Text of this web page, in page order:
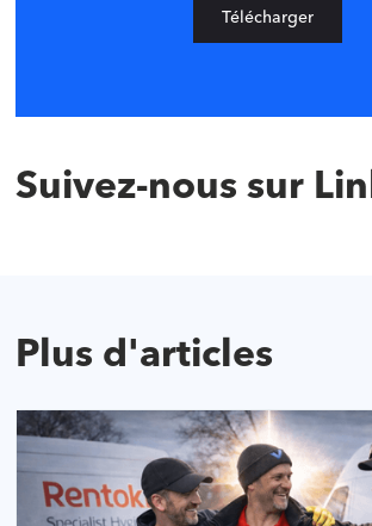
Télécharger
Suivez-nous sur
Plus d'articles